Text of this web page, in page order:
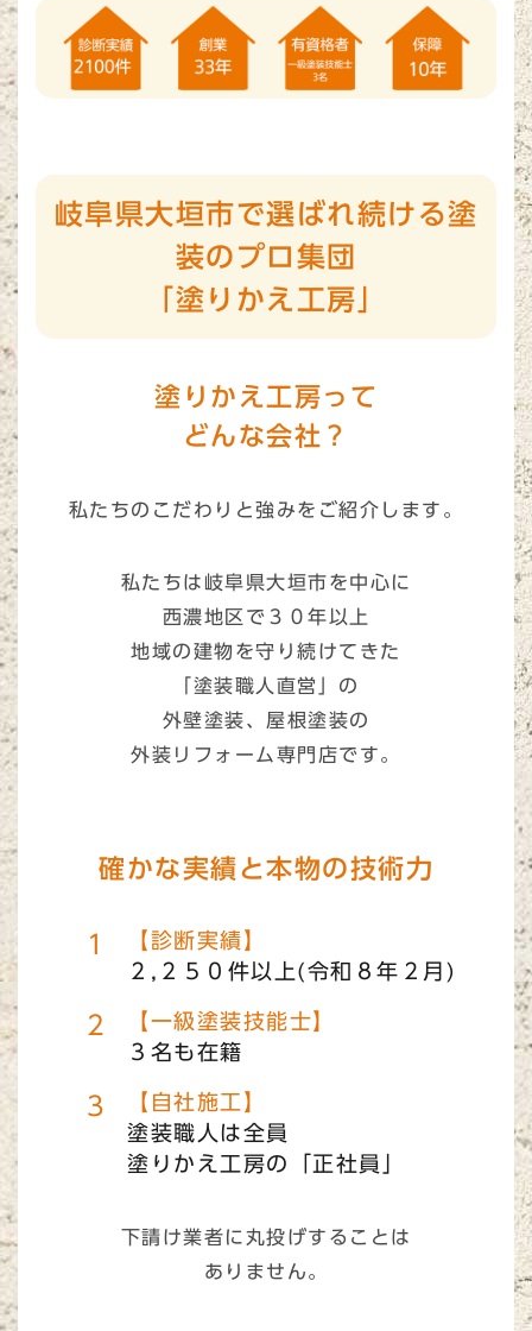
岐阜県大垣市で選ばれ続ける塗
装のプロ集団
「塗りかえ工房」
塗りかえ工房って
どんな会社？
私たちのこだわりと強みをご紹介します。
私たちは岐阜県大垣市を中心に
西濃地区で３０年以上
地域の建物を守り続けてきた
「塗装職人直営」の
外壁塗装、屋根塗装の
外装リフォーム専門店です。
確かな実績と本物の技術力
【診断実績】
２,２５０件以上(令和８年２月)
【一級塗装技能士】
３名も在籍
【自社施工】
塗装職人は全員
塗りかえ工房の「正社員」
下請け業者に丸投げすることは
ありません。